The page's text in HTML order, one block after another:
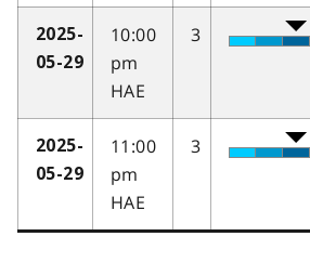
2025-
05-29
10:00
pm
HAE
3
2025-
05-29
11:00
pm
HAE
3